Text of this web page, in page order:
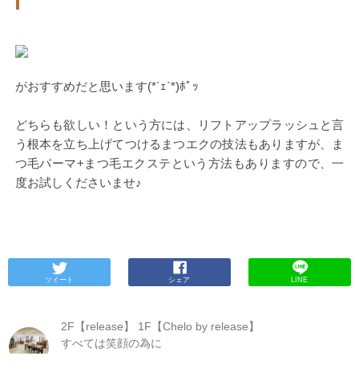
がおすすめだと思います(*´ｪ`*)ﾎﾟｯ
どちらも欲しい！という方には、リフトアップラッシュと言
う根本を立ち上げてつけるまつエクの技法もありますが、ま
つ毛パーマ+まつ毛エクステという方法もありますので、一
度お試しくださいませ♪
ツイート シェア LINE
2F【release】 1F【Chelo by release】
すべては笑顔の為に